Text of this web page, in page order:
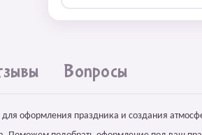
Вопросы
оформления праздника и создания